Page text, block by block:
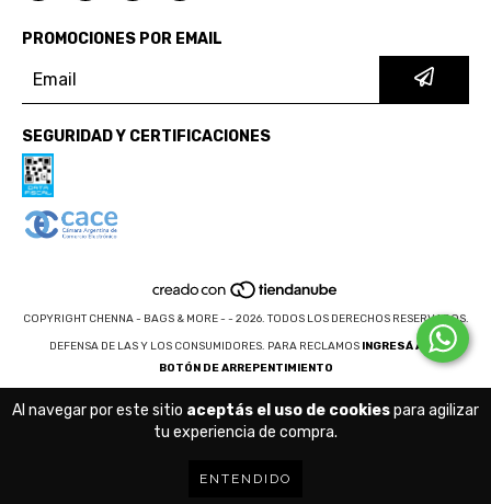
Al navegar por este sitio aceptás el uso de cookiespara agilizar
tu experiencia de compra.
ENTENDIDO
PROMOCIONES POR EMAIL
SEGURIDAD Y CERTIFICACIONES
COPYRIGHT CHENNA - BAGS & MORE - - 2026. TODOS LOS DERECHOS RESERVADOS.
DEFENSA DE LAS Y LOS CONSUMIDORES. PARA RECLAMOS INGRESÁ ACÁ.
BOTÓN DE ARREPENTIMIENTO